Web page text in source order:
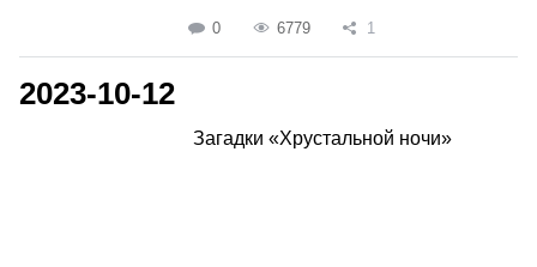
0 6779 1
2023-10-12
Загадки «Хрустальной ночи»